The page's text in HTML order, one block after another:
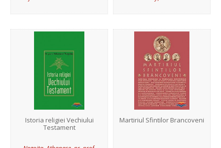
Istoria religiei Vechiului
Testament
Martiriul Sfintilor Brancoveni